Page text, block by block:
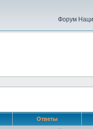
Форум
Ответы